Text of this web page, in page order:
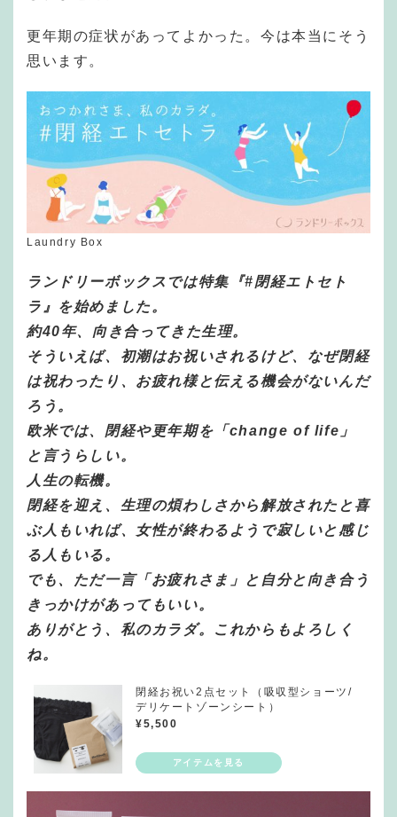
更年期の症状があってよかった。今は本当にそう
思います。
Laundry Box
ランドリーボックスでは特集『#閉経エトセト
ラ』を始めました。
約40年、向き合ってきた生理。
そういえば、初潮はお祝いされるけど、なぜ閉経
は祝わったり、お疲れ様と伝える機会がないんだ
ろう。
欧米では、閉経や更年期を「change of life」
と言うらしい。
人生の転機。
閉経を迎え、生理の煩わしさから解放されたと喜
ぶ人もいれば、女性が終わるようで寂しいと感じ
る人もいる。
でも、ただ一言「お疲れさま」と自分と向き合う
きっかけがあってもいい。
ありがとう、私のカラダ。これからもよろしく
ね。
閉経お祝い2点セット（吸収型ショーツ/
デリケートゾーンシート）
¥5,500